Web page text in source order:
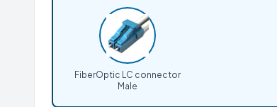
FiberOptic LC connector
Male